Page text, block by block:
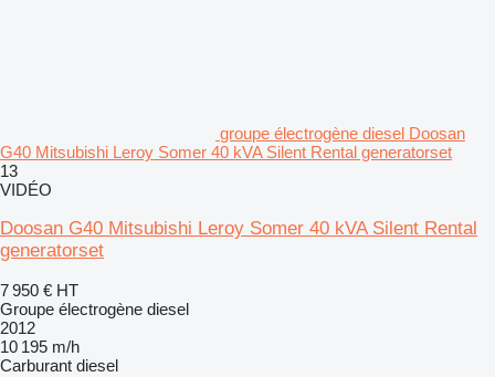
groupe électrogène diesel Doosan
G40 Mitsubishi Leroy Somer 40 kVA Silent Rental generatorset
13
VIDÉO
Doosan G40 Mitsubishi Leroy Somer 40 kVA Silent Rental
generatorset
7 950 € HT
Groupe électrogène diesel
2012
10 195 m/h
Carburant diesel